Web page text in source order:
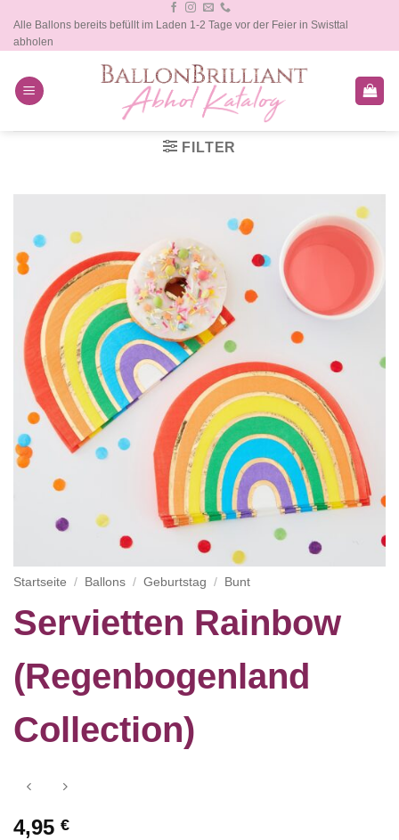
Inhalt
springen
Alle Ballons bereits befüllt im Laden 1-2 Tage vor der Feier in Swisttal
abholen
FILTER
Startseite / Ballons / Geburtstag / Bunt
Servietten Rainbow
(Regenbogenland
Collection)
4,95 €